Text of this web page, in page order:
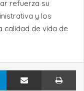
refuerza su
y los
calidad de vida de
Telegram Compartir por Email